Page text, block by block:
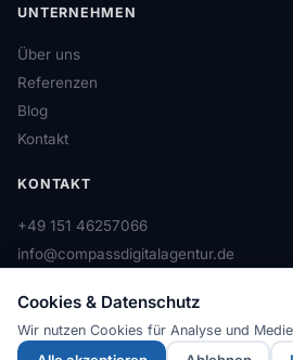
UNTERNEHMEN
Über uns
Referenzen
Blog
Kontakt
KONTAKT
+49 151 46257066
info@compassdigitalagentur.de
© 2025 Compass Digitalagentur · Freising,
Cookies & Datenschutz
Wir nutzen Cookies für Analyse und